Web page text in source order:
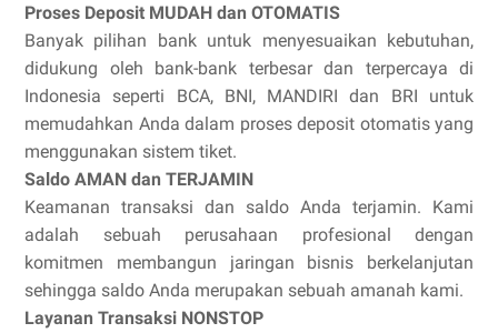
Proses Deposit MUDAH dan OTOMATIS
Banyak pilihan bank untuk menyesuaikan kebutuhan,
didukung oleh bank-bank terbesar dan terpercaya di
Indonesia seperti BCA, BNI, MANDIRI dan BRI untuk
memudahkan Anda dalam proses deposit otomatis yang
menggunakan sistem tiket.
Saldo AMAN dan TERJAMIN
Keamanan transaksi dan saldo Anda terjamin. Kami
adalah sebuah perusahaan profesional dengan
komitmen membangun jaringan bisnis berkelanjutan
sehingga saldo Anda merupakan sebuah amanah kami.
Layanan Transaksi NONSTOP